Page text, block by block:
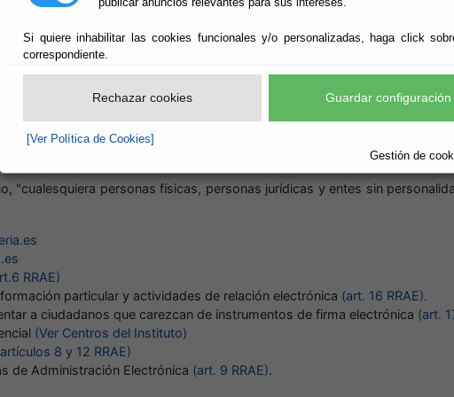
Si quiere inhabilitar las cookies funcionales y/o personalizadas, haga click
correspondiente.
Rechazar cookies Guardar configuración
[Ver Política de Cookies]
Gestión de
OCASIONARLES.
18:29:07
del Reglamento Regulador de la Administración Electrónica (RRAE)
programas, aplicaciones y medios que los ciudadanos pueden utilizar
personas físicas, personas jurídicas y entes sin
RRAE)
particular y actividades de relación electrónica (art. 16 RRAE).
a ciudadanos que carezcan de instrumentos de firma electrónica (art.
(Ver Centros del Instituto)
8 y 12 RRAE)
de Administración Electrónica (art. 9 RRAE).